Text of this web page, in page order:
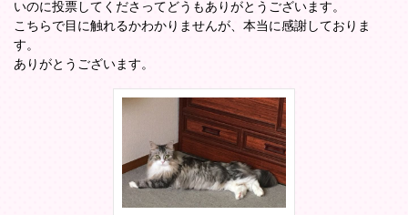
いのに投票してくださってどうもありがとうございます。
こちらで目に触れるかわかりませんが、本当に感謝しておりま
す。
ありがとうございます。